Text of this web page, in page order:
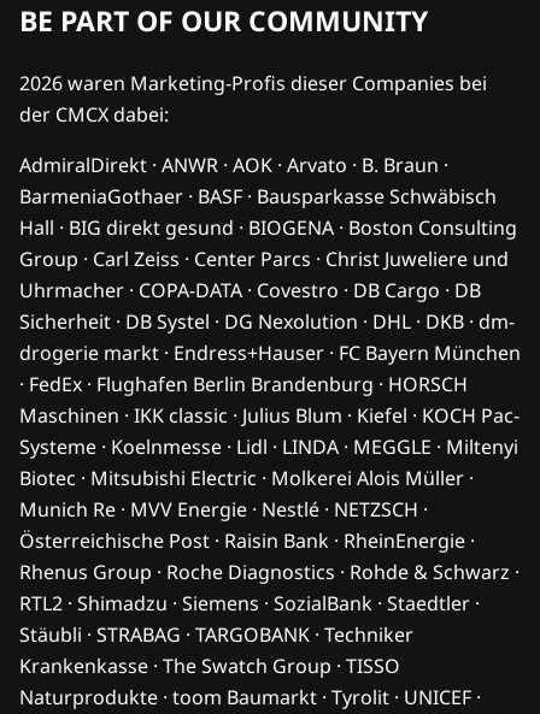
BE PART OF OUR COMMUNITY
2026 waren Marketing-Profis dieser Companies bei
der CMCX dabei:
AdmiralDirekt · ANWR · AOK · Arvato · B. Braun ·
BarmeniaGothaer · BASF · Bausparkasse Schwäbisch
Hall · BIG direkt gesund · BIOGENA · Boston Consulting
Group · Carl Zeiss · Center Parcs · Christ Juweliere und
Uhrmacher · COPA-DATA · Covestro · DB Cargo · DB
Sicherheit · DB Systel · DG Nexolution · DHL · DKB · dm-
drogerie markt · Endress+Hauser · FC Bayern München
· FedEx · Flughafen Berlin Brandenburg · HORSCH
Maschinen · IKK classic · Julius Blum · Kiefel · KOCH Pac-
Systeme · Koelnmesse · Lidl · LINDA · MEGGLE · Miltenyi
Biotec · Mitsubishi Electric · Molkerei Alois Müller ·
Munich Re · MVV Energie · Nestlé · NETZSCH ·
Österreichische Post · Raisin Bank · RheinEnergie ·
Rhenus Group · Roche Diagnostics · Rohde & Schwarz ·
RTL2 · Shimadzu · Siemens · SozialBank · Staedtler ·
Stäubli · STRABAG · TARGOBANK · Techniker
Krankenkasse · The Swatch Group · TISSO
Naturprodukte · toom Baumarkt · Tyrolit · UNICEF ·